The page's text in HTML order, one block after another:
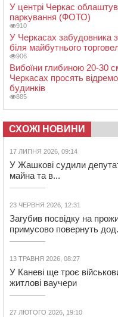
У центрі Черкас
паркування (ФОТО)
910
У Черкасах забудовника
біля майбутнього
906
Вибоїни глибиною 20-30
Черкасах просять
будинків
885
СХОЖІ НОВИНИ
17 ЛИПНЯ 2026, 09:14
У Жашкові судили
майна та в...
23 ЧЕРВНЯ 2026, 12:31
Загубив посвідку на
примусово повернуть
13 ТРАВНЯ 2026, 08:27
У Каневі ще троє
житлові ваучери
27 ЛЮТОГО 2026, 19:10